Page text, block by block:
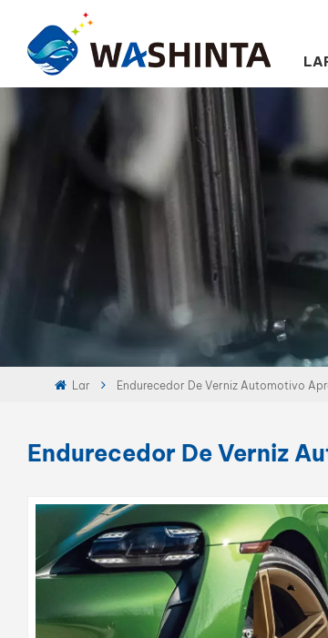
Lar Endurecedor De Verniz Automotivo
Endurecedor De Verniz